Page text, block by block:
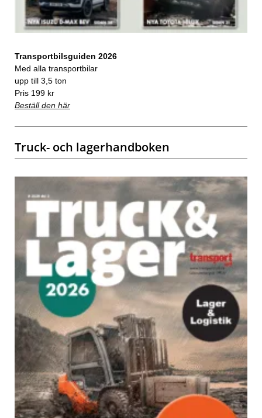
Transportbilsguiden 2026
Med alla transportbilar
upp till 3,5 ton
Pris 199 kr
Beställ den här
Truck- och lagerhandboken